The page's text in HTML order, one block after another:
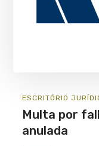
ESCRITÓRIO
Multa por
anulada